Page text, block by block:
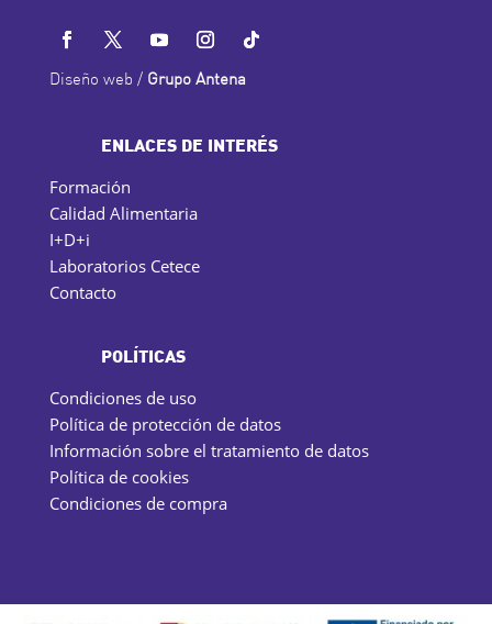
Diseño web / Grupo Antena
ENLACES DE INTERÉS
Formación
Calidad Alimentaria
I+D+i
Laboratorios Cetece
Contacto
POLÍTICAS
Condiciones de uso
Política de protección de datos
Información sobre el tratamiento de datos
Política de cookies
Condiciones de compra